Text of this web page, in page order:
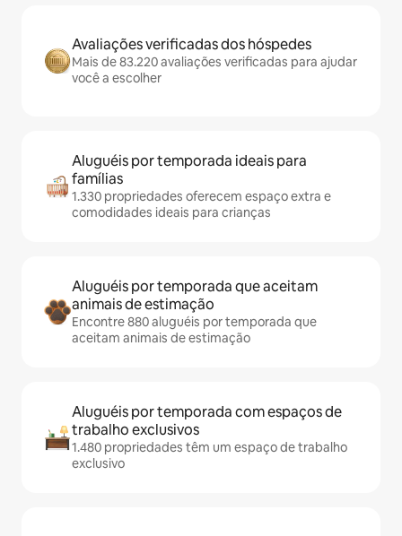
Avaliações verificadas dos hóspedes
Mais de 83.220 avaliações verificadas para ajudar
você a escolher
Aluguéis por temporada ideais para
famílias
1.330 propriedades oferecem espaço extra e
comodidades ideais para crianças
Aluguéis por temporada que aceitam
animais de estimação
Encontre 880 aluguéis por temporada que
aceitam animais de estimação
Aluguéis por temporada com espaços de
trabalho exclusivos
1.480 propriedades têm um espaço de trabalho
exclusivo